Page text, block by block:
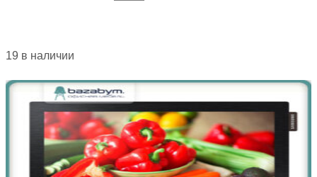
19 в наличии